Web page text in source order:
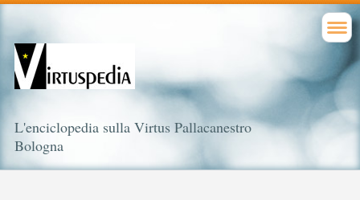
L'enciclopedia sulla Virtus Pallacanestro
Bologna